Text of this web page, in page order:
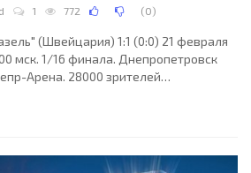
1 772 (0)
(Швейцария) 1:1 (0:0) 21 февраля
мск. 1/16 финала. Днепропетровск
Арена. 28000 зрителей
Торстен Шиффнер (оба - Германия).
Чеберячко, Артём Федецкий (Евгений